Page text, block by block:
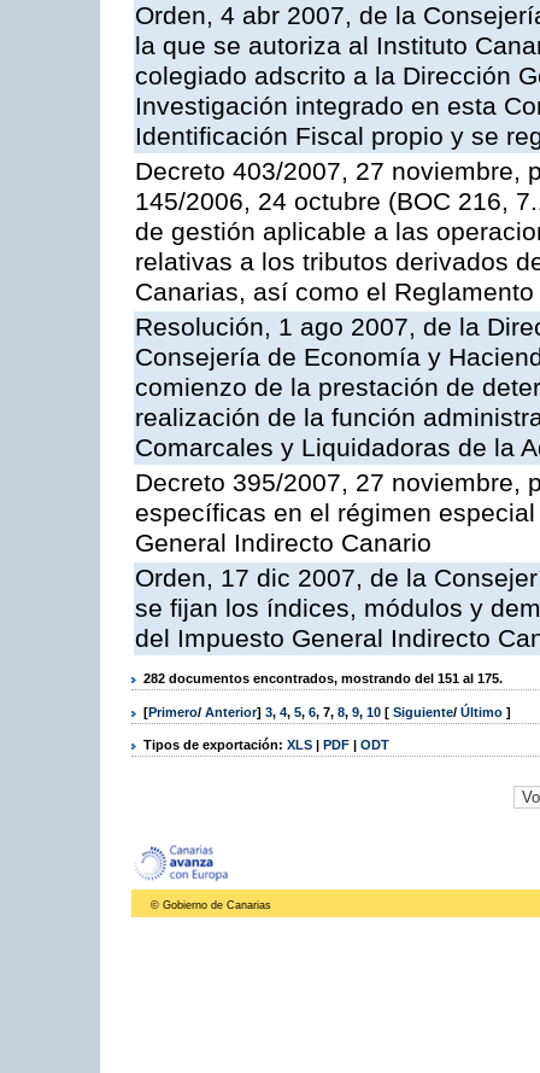
Orden, 4 abr 2007, de la
la que se autoriza al Instituto
colegiado adscrito a la Dirección
Investigación integrado en esta
Identificación Fiscal propio y se
Decreto 403/2007, 27 noviembre,
145/2006, 24 octubre (BOC 216,
de gestión aplicable a las
relativas a los tributos derivados
Canarias, así como el
Resolución, 1 ago 2007, de la
Consejería de Economía y
comienzo de la prestación de
realización de la función
Comarcales y Liquidadoras de la
Decreto 395/2007, 27 noviembre,
específicas en el régimen
General Indirecto Canario
Orden, 17 dic 2007, de la
se fijan los índices, módulos y
del Impuesto General Indirecto
282 documentos encontrados, mostrando del 151 al 175.
[Primero/ Anterior] 3, 4, 5, 6, 7, 8, 9, 10 [ Siguiente/ Último ]
Tipos de exportación: XLS | PDF | ODT
© Gobierno de Canarias